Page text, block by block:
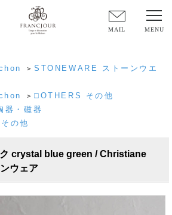
MAIL
> STONEWARE ストーンウエ
> □OTHERS その他
器・磁器
その他
crystal blue green / Christiane
ウェア